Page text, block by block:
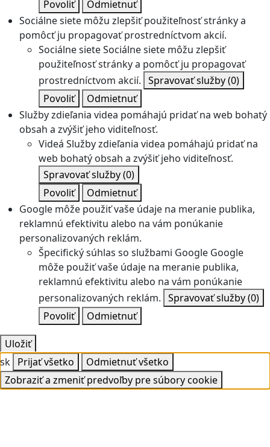
Povoliť
Odmietnuť
Sociálne siete môžu zlepšiť použiteľnosť stránky a
pomôcť ju propagovať prostredníctvom akcií.
Sociálne sieteSociálne siete môžu zlepšiť
použiteľnosť stránky a pomôcť ju propagovať
prostredníctvom akcií. Spravovať služby(0)
Povoliť
Odmietnuť
Služby zdieľania videa pomáhajú pridať na web bohatý
obsah a zvýšiť jeho viditeľnosť.
Videá Služby zdieľania videa pomáhajú pridať na
web bohatý obsah a zvýšiť jeho viditeľnosť.
Spravovať služby(0)
Povoliť
Odmietnuť
Google môže použiť vaše údaje na meranie publika,
reklamnú efektivitu alebo na vám ponúkanie
personalizovaných reklám.
Špecifický súhlas so službami Google Google
môže použiť vaše údaje na meranie publika,
reklamnú efektivitu alebo na vám ponúkanie
personalizovaných reklám. Spravovať služby(0)
Povoliť
Odmietnuť
Uložiť
sk Prijať všetko
Odmietnuť všetko
Zobraziť a zmeniť predvoľby pre súbory cookie